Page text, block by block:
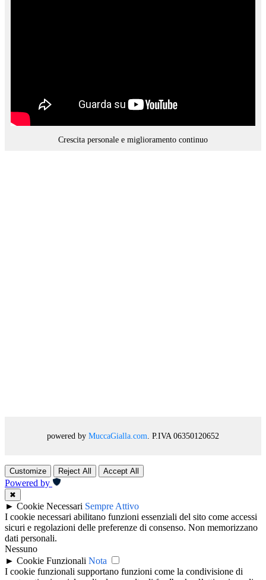
Crescita personale e miglioramento continuo
powered by MuccaGialla.com . P.IVA 06350120652
Customize Reject All Accept All
Powered by
✖
► Cookie Necessari Sempre Attivo
I cookie necessari abilitano funzioni essenziali del sito come accessi
sicuri e regolazioni delle preferenze di consenso. Non memorizzano
dati personali.
Nessuno
► Cookie Funzionali Nota
I cookie funzionali supportano funzioni come la condivisione di